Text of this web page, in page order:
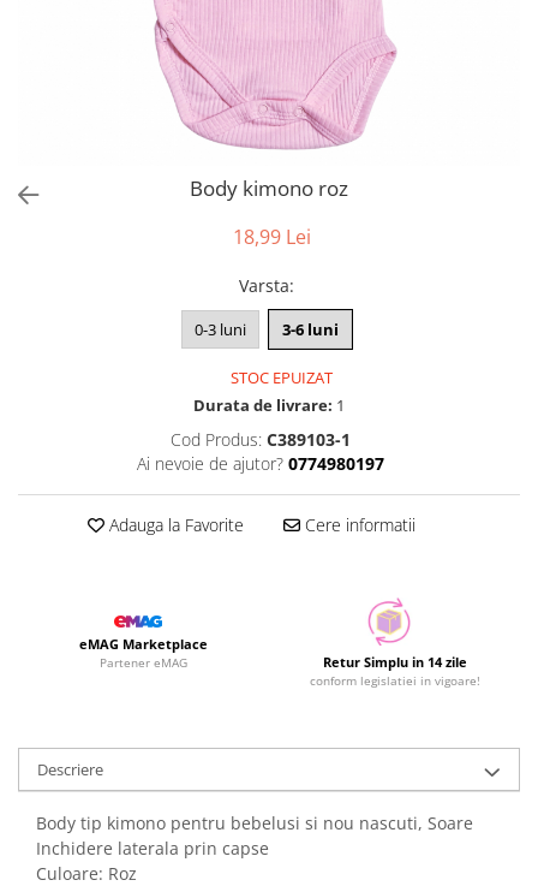
Body kimono roz
18,99 Lei
Varsta:
0-3 luni 3-6 luni
STOC EPUIZAT
Durata de livrare: 1
Cod Produs: C389103-1
Ai nevoie de ajutor? 0774980197
Adauga la Favorite Cere informatii
eMAG Marketplace
Partener eMAG Retur Simplu in 14 zile
conform legislatiei in vigoare!
Descriere
Body tip kimono pentru bebelusi si nou nascuti, Soare
Inchidere laterala prin capse
Culoare: Roz